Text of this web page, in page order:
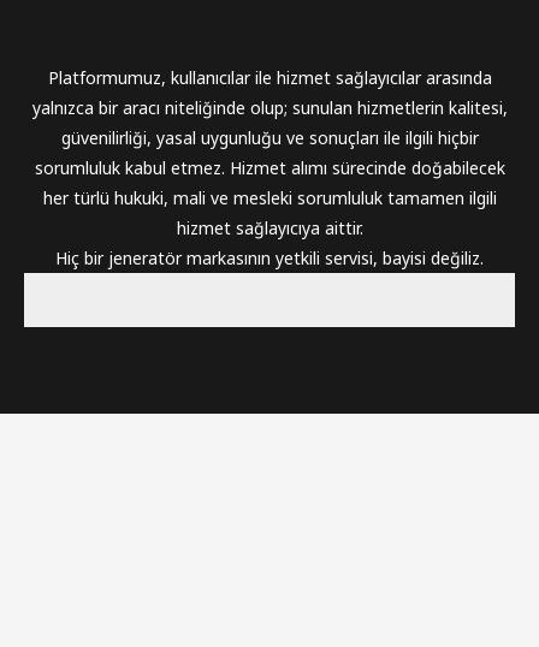
Platformumuz, kullanıcılar ile hizmet sağlayıcılar arasında
yalnızca bir aracı niteliğinde olup; sunulan hizmetlerin kalitesi,
güvenilirliği, yasal uygunluğu ve sonuçları ile ilgili hiçbir
sorumluluk kabul etmez. Hizmet alımı sürecinde doğabilecek
her türlü hukuki, mali ve mesleki sorumluluk tamamen ilgili
hizmet sağlayıcıya aittir.
Hiç bir jeneratör markasının yetkili servisi, bayisi değiliz.